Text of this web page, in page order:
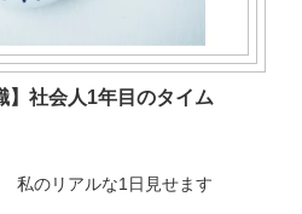
】社会人1年目のタイム
私のリアルな1日見せます